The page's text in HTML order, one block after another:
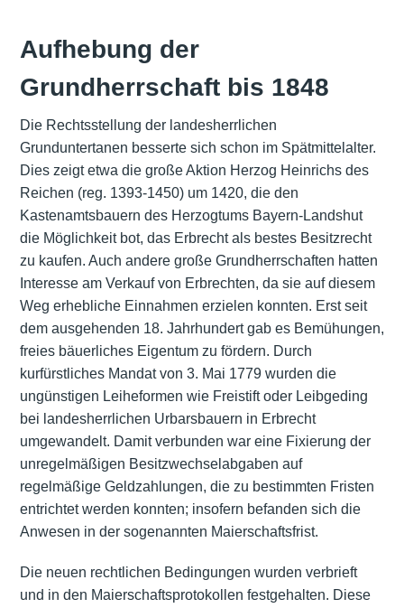
Aufhebung der
Grundherrschaft bis 1848
Die Rechtsstellung der landesherrlichen
Grunduntertanen besserte sich schon im Spätmittelalter.
Dies zeigt etwa die große Aktion Herzog Heinrichs des
Reichen (reg. 1393-1450) um 1420, die den
Kastenamtsbauern des Herzogtums Bayern-Landshut
die Möglichkeit bot, das Erbrecht als bestes Besitzrecht
zu kaufen. Auch andere große Grundherrschaften hatten
Interesse am Verkauf von Erbrechten, da sie auf diesem
Weg erhebliche Einnahmen erzielen konnten. Erst seit
dem ausgehenden 18. Jahrhundert gab es Bemühungen,
freies bäuerliches Eigentum zu fördern. Durch
kurfürstliches Mandat von 3. Mai 1779 wurden die
ungünstigen Leiheformen wie Freistift oder Leibgeding
bei landesherrlichen Urbarsbauern in Erbrecht
umgewandelt. Damit verbunden war eine Fixierung der
unregelmäßigen Besitzwechselabgaben auf
regelmäßige Geldzahlungen, die zu bestimmten Fristen
entrichtet werden konnten; insofern befanden sich die
Anwesen in der sogenannten Maierschaftsfrist.
Die neuen rechtlichen Bedingungen wurden verbrieft
und in den Maierschaftsprotokollen festgehalten. Diese